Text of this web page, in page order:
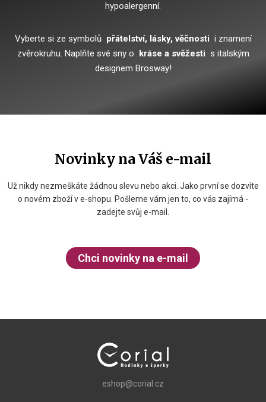
hypoalergenní.
Vyberte si ze symbolů přátelství, lásky, věčnosti i znamení
zvěrokruhu. Naplňte své sny o kráse a svěžesti s italským
designem Brosway!
Novinky na Váš e-mail
Už nikdy nezmeškáte žádnou slevu nebo akci. Jako první se dozvíte
o novém zboží v e-shopu. Pošleme vám jen to, co vás zajímá -
zadejte svůj e-mail.
Chci novinky na e-mail
eshop@corial.cz